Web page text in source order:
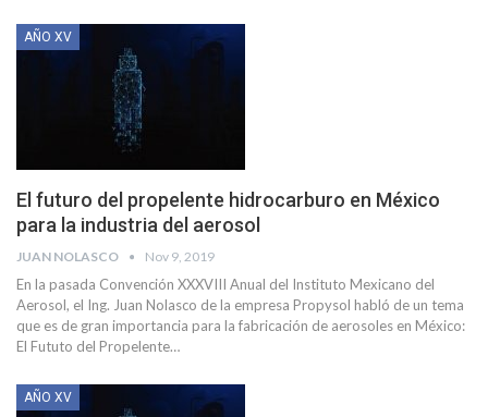
AÑO XV
El futuro del propelente hidrocarburo en México
para la industria del aerosol
JUAN NOLASCO Nov 9, 2019
En la pasada Convención XXXVIII Anual del Instituto Mexicano del
Aerosol, el Ing. Juan Nolasco de la empresa Propysol habló de un tema
que es de gran importancia para la fabricación de aerosoles en México:
El Fututo del Propelente…
AÑO XV